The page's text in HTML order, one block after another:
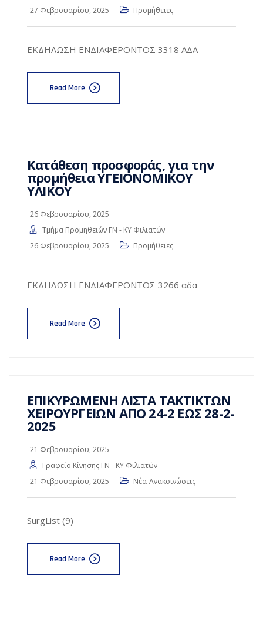
27 Φεβρουαρίου, 2025
Προμήθειες
ΕΚΔΗΛΩΣΗ ΕΝΔΙΑΦΕΡΟΝΤΟΣ 3318 ΑΔΑ
Read More
Κατάθεση προσφοράς, για την
προμήθεια ΥΓΕΙΟΝΟΜΙΚΟΥ
ΥΛΙΚΟΥ
26 Φεβρουαρίου, 2025
Τμήμα Προμηθειών ΓΝ - ΚΥ Φιλιατών
26 Φεβρουαρίου, 2025
Προμήθειες
ΕΚΔΗΛΩΣΗ ΕΝΔΙΑΦΕΡΟΝΤΟΣ 3266 αδα
Read More
ΕΠΙΚΥΡΩΜΕΝΗ ΛΙΣΤΑ ΤΑΚΤΙΚΤΩΝ
ΧΕΙΡΟΥΡΓΕΙΩΝ ΑΠΟ 24-2 ΕΩΣ 28-2-
2025
21 Φεβρουαρίου, 2025
Γραφείο Κίνησης ΓΝ - ΚΥ Φιλιατών
21 Φεβρουαρίου, 2025
Νέα-Ανακοινώσεις
SurgList (9)
Read More